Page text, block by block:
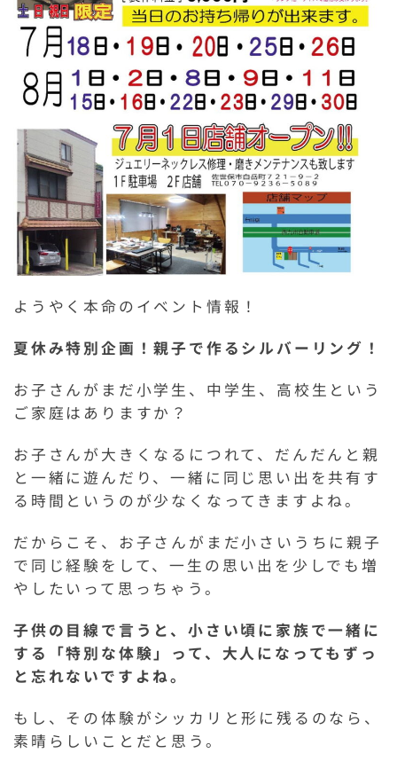
ようやく本命のイベント情報！
夏休み特別企画！親子で作るシルバーリング！
お子さんがまだ小学生、中学生、高校生という
ご家庭はありますか？
お子さんが大きくなるにつれて、だんだんと親
と一緒に遊んだり、一緒に同じ思い出を共有す
る時間というのが少なくなってきますよね。
だからこそ、お子さんがまだ小さいうちに親子
で同じ経験をして、一生の思い出を少しでも増
やしたいって思っちゃう。
子供の目線で言うと、小さい頃に家族で一緒に
する「特別な体験」って、大人になってもずっ
と忘れないですよね。
もし、その体験がシッカリと形に残るのなら、
素晴らしいことだと思う。